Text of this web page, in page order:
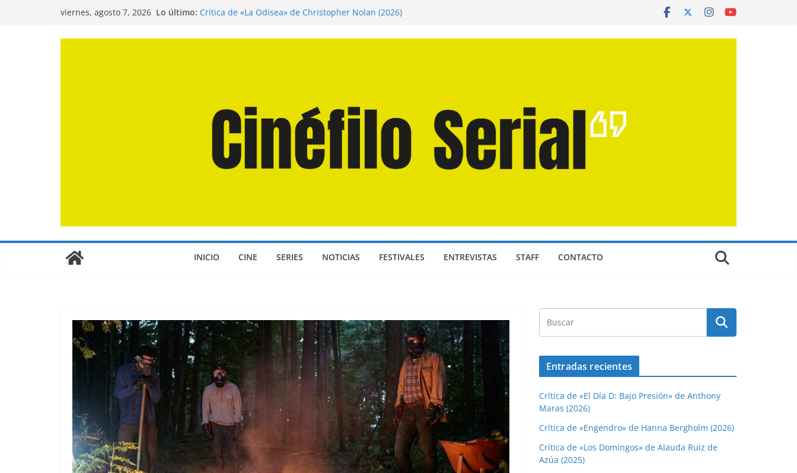
viernes, agosto 7, 2026 Lo último: Crítica de «La Odisea» de Christopher Nolan (2026)
INICIO CINE SERIES NOTICIAS FESTIVALES ENTREVISTAS STAFF CONTACTO
Entradas recientes
Crítica de «El Día D: Bajo Presión» de Anthony
Maras (2026)
Crítica de «Engendro» de Hanna Bergholm (2026)
Crítica de «Los Domingos» de Alauda Ruiz de
Azúa (2025)